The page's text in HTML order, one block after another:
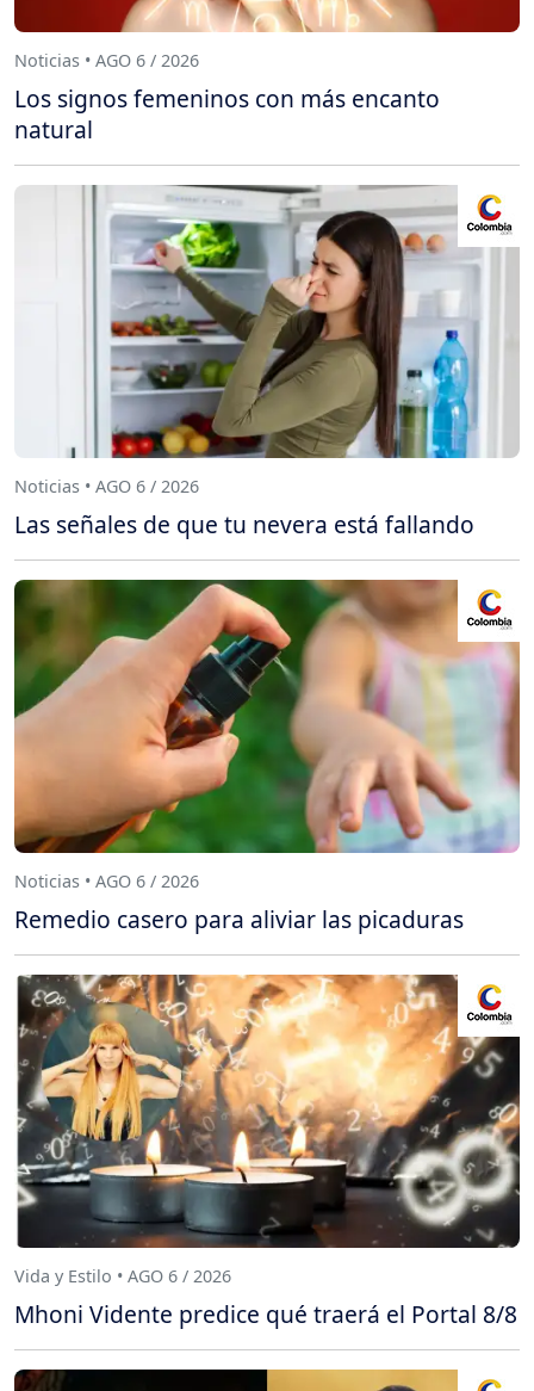
Noticias • AGO 6 / 2026
Los signos femeninos con más encanto
natural
Noticias • AGO 6 / 2026
Las señales de que tu nevera está fallando
Noticias • AGO 6 / 2026
Remedio casero para aliviar las picaduras
Vida y Estilo • AGO 6 / 2026
Mhoni Vidente predice qué traerá el Portal 8/8